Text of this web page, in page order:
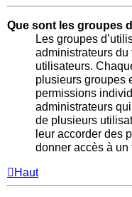
Que sont les groupes
Les groupes
administrateurs
utilisateurs.
plusieurs groupes
permissions
administrateurs
de plusieurs
leur accorder des
donner accès à un
Haut